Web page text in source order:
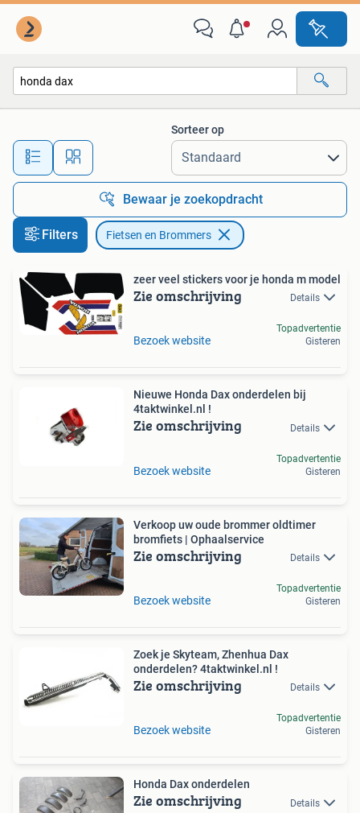
Alle afstanden…
Sorteer op
Bewaar je zoekopdracht
Filters Fietsen en Brommers
zeer veel stickers voor je honda m model
Zie omschrijving Details
Bezoek website
Topadvertentie
Gisteren
Nieuwe Honda Dax onderdelen bij
4taktwinkel.nl !
Zie omschrijving Details
Bezoek website
Topadvertentie
Gisteren
Verkoop uw oude brommer oldtimer
bromfiets | Ophaalservice
Zie omschrijving Details
Bezoek website
Topadvertentie
Gisteren
Zoek je Skyteam, Zhenhua Dax
onderdelen? 4taktwinkel.nl !
Zie omschrijving Details
Bezoek website
Topadvertentie
Gisteren
Honda Dax onderdelen
Zie omschrijving Details